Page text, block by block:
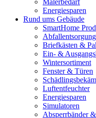
Malerbedarf
Energiesparen
Rund ums Gebäude
SmartHome
Abfallentsorgung
Briefkästen &
Ein- &
Wintersortiment
Fenster & Türen
Luftentfeuchter
Energiesparen
Simulatoren
Absperrbänder